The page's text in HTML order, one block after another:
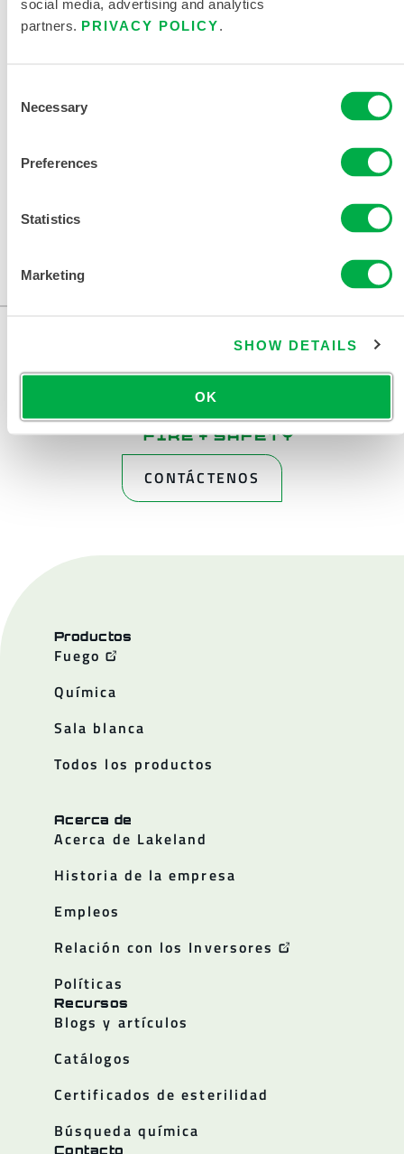
social media, advertising and analytics
partners. PRIVACY POLICY.
Selection
Necessary
Preferences
Statistics
Marketing
SHOW DETAILS
OK
DOCUMENTOS RELACIONADOS
Disponible en estas regiones de venta: CANADÁ, EE.UU.,
CONTÁCTENOS
Productos
Fuego
Química
Sala blanca
Todos los productos
Acerca de
Acerca de Lakeland
Historia de la empresa
Empleos
Relación con los Inversores
Políticas
Recursos
Blogs y artículos
Catálogos
Certificados de esterilidad
Búsqueda química
Contacto